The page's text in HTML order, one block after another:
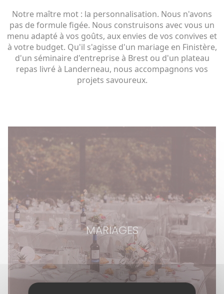
Notre maître mot : la personnalisation. Nous n'avons
pas de formule figée. Nous construisons avec vous un
menu adapté à vos goûts, aux envies de vos convives et
à votre budget. Qu'il s'agisse d'un mariage en Finistère,
d'un séminaire d'entreprise à Brest ou d'un plateau
repas livré à Landerneau, nous accompagnons vos
projets savoureux.
MARIAGES